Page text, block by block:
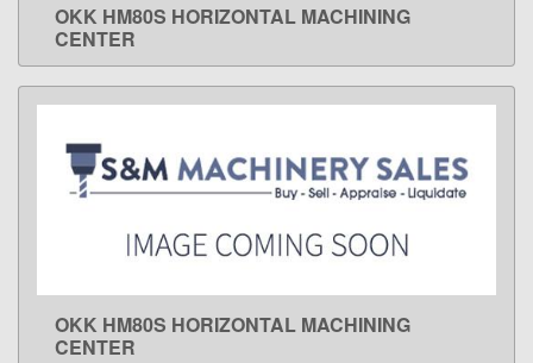
LEARN MORE
OKK HM80S HORIZONTAL MACHINING
CENTER
LEARN MORE
OKK HM80S HORIZONTAL MACHINING
CENTER